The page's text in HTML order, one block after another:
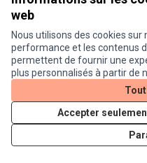
web
Nous utilisons des cookies
performance et les contenus
permettent de fournir une
plus personnalisés à partir de
Accepter
Un street workout
Proposition officielle